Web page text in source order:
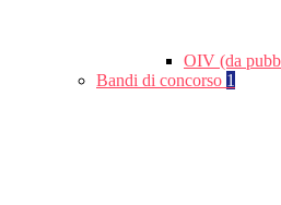
OIV (da
Bandi di concorso 1